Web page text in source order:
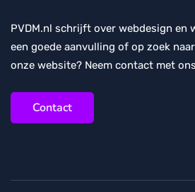
PVDM.nl schrijft over webdesign en
een goede aanvulling of op zoek
onze website? Neem contact met
Contact